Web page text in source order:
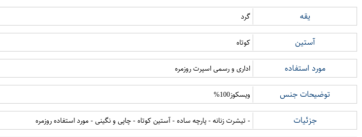
یقه گرد
آستین کوتاه
مورد استفاده اداری و رسمی اسپرت روزمره
توضیحات جنس ویسکوز100%
جزئیات - تیشرت زنانه - پارچه ساده - آستین کوتاه - چاپی و نگینی - مورد استفاده روزمره